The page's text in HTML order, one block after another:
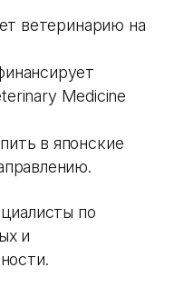
ветеринарию на
Medicine
в японские
по
и